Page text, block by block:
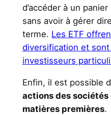
d’accéder à un
sans avoir à gérer
terme. Les ETF
diversification et
investisseurs
Enfin, il est possible
actions des sociétés
matières premières.